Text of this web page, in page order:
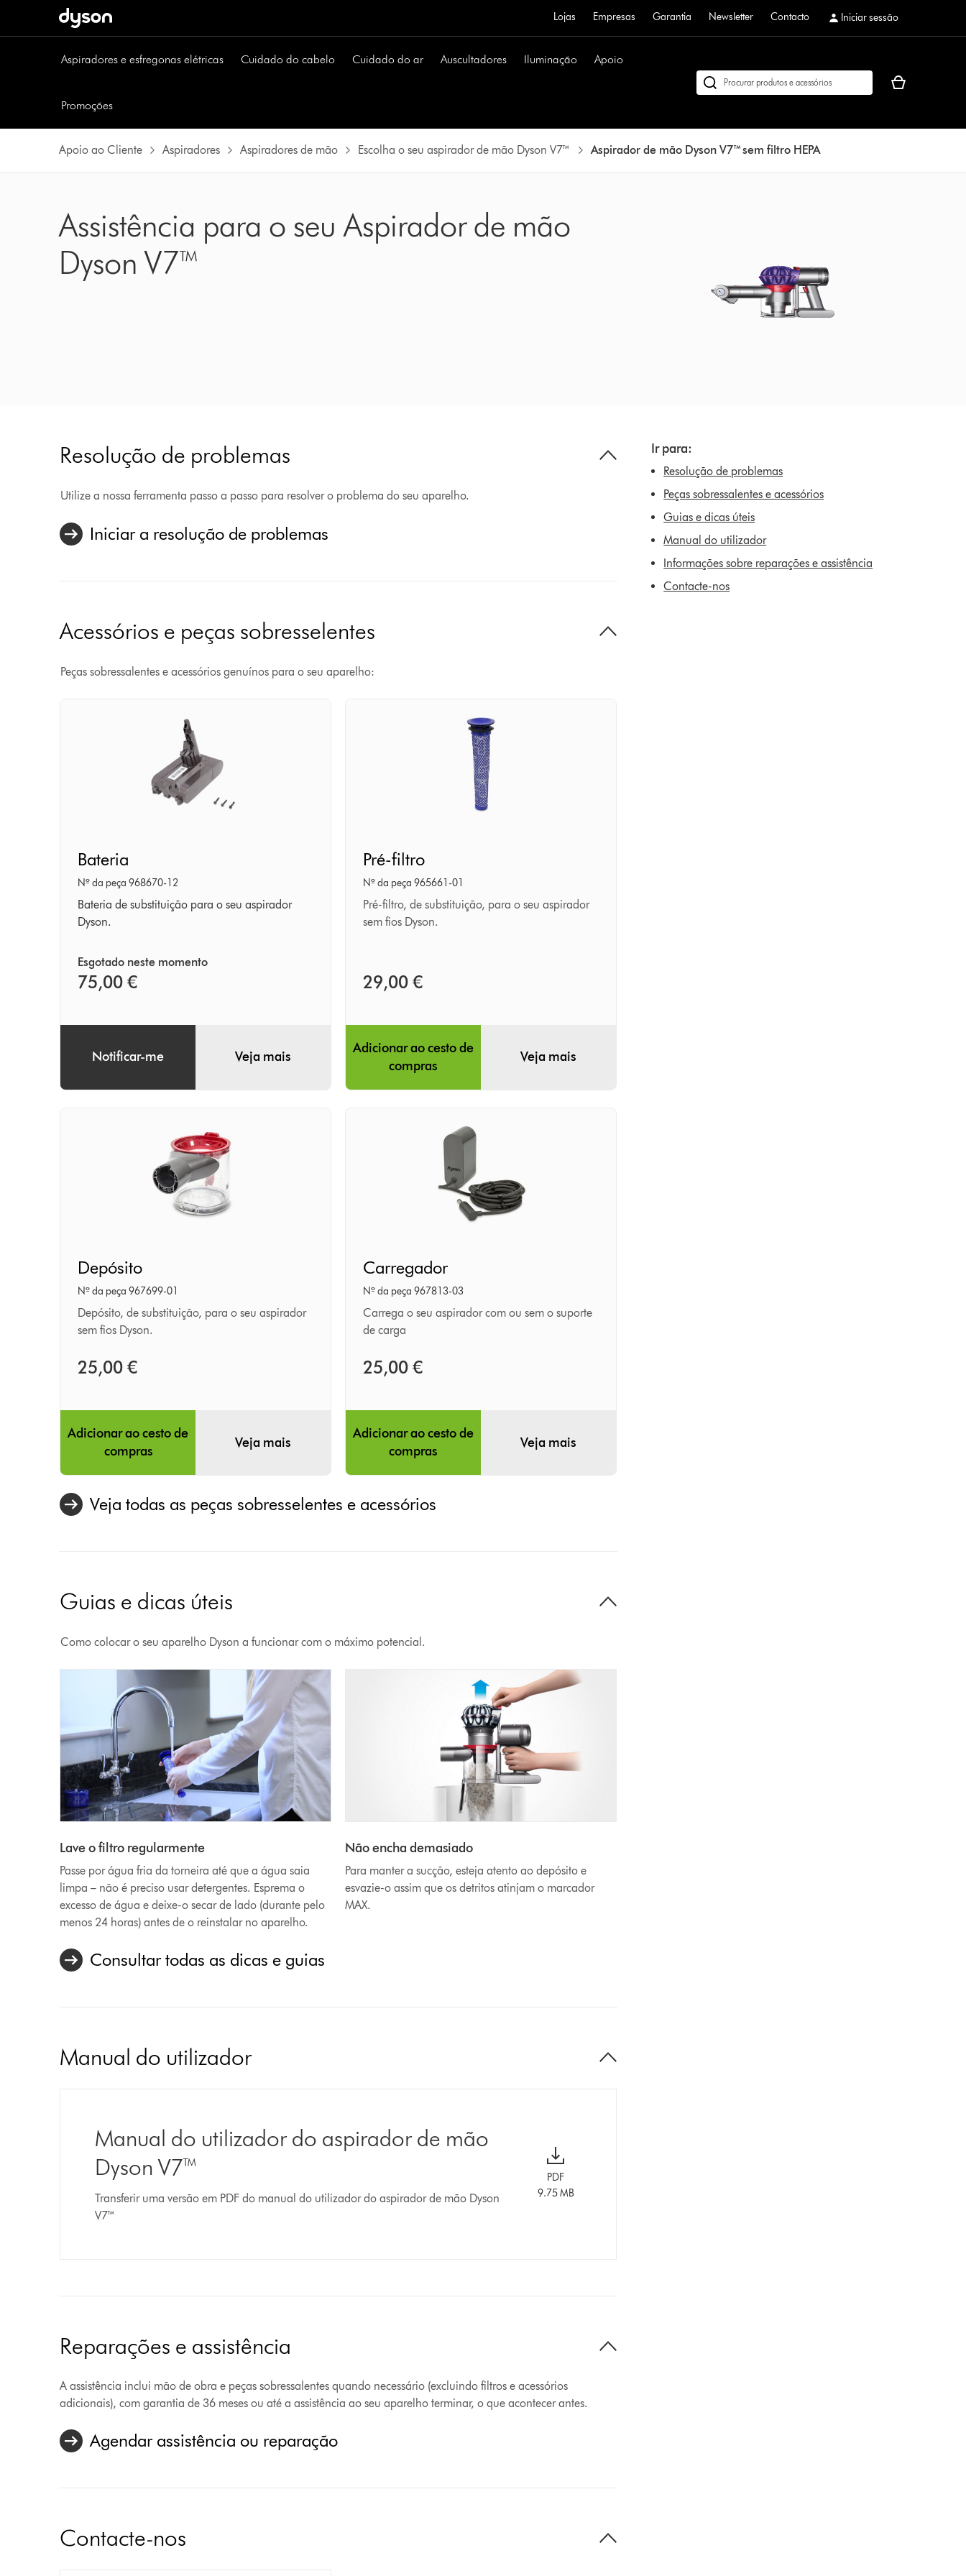
Lojas Empresas Garantia Newsletter Contacto Iniciar sessão
Aspiradores e esfregonas elétricas Cuidado do cabelo Cuidado do ar Auscultadores Iluminação Apoio
Promoções
Pesquisar
O
de
Apoio ao Cliente Aspiradores Aspiradores de mão Escolha o seu aspirador de mão Dyson V7™ Aspirador de mão Dyson V7™ sem filtro HEPA
Assistência para o seu Aspirador de mão
Dyson V7™
Ir para:
Resolução de problemas
Peças sobressalentes e acessórios
Guias e dicas úteis
Manual do utilizador
Informações sobre reparações e assistência
Contacte-nos
Resolução de problemas
Utilize a nossa ferramenta passo a passo para resolver o problema do seu aparelho.
Iniciar a resolução de problemas
Acessórios e peças sobresselentes
Peças sobressalentes e acessórios genuínos para o seu aparelho:
Bateria
Nº da peça 968670-12
Bateria de substituição para o seu aspirador
Dyson.
Esgotado neste momento
75,00 €
Notificar-me Veja mais
filtro
Pré-filtro
Nº da peça 965661-01
Pré-filtro, de substituição, para o seu aspirador
sem fios Dyson.
29,00 €
Adicionar ao cesto de
compras
Veja mais
Depósito
Nº da peça 967699-01
Depósito, de substituição, para o seu aspirador
sem fios Dyson.
25,00 €
Adicionar ao cesto de
compras
Veja mais
Carregador
Nº da peça 967813-03
Carrega o seu aspirador com ou sem o suporte
de carga
25,00 €
Adicionar ao cesto de
compras
Veja mais
Veja todas as peças sobresselentes e acessórios
Guias e dicas úteis
Como colocar o seu aparelho Dyson a funcionar com o máximo potencial.
Lave o filtro regularmente
Passe por água fria da torneira até que a água saia
limpa – não é preciso usar detergentes. Esprema o
excesso de água e deixe-o secar de lado (durante pelo
menos 24 horas) antes de o reinstalar no aparelho.
Não encha demasiado
Para manter a sucção, esteja atento ao depósito e
esvazie-o assim que os detritos atinjam o marcador
MAX.
Consultar todas as dicas e guias
Manual do utilizador
Manual do utilizador do aspirador de mão
Dyson V7™
Transferir uma versão em PDF do manual do utilizador do aspirador de mão Dyson
V7™
PDF
9.75 MB
Reparações e assistência
A assistência inclui mão de obra e peças sobressalentes quando necessário (excluindo filtros e acessórios
adicionais), com garantia de 36 meses ou até a assistência ao seu aparelho terminar, o que acontecer antes.
Agendar assistência ou reparação
Contacte-nos